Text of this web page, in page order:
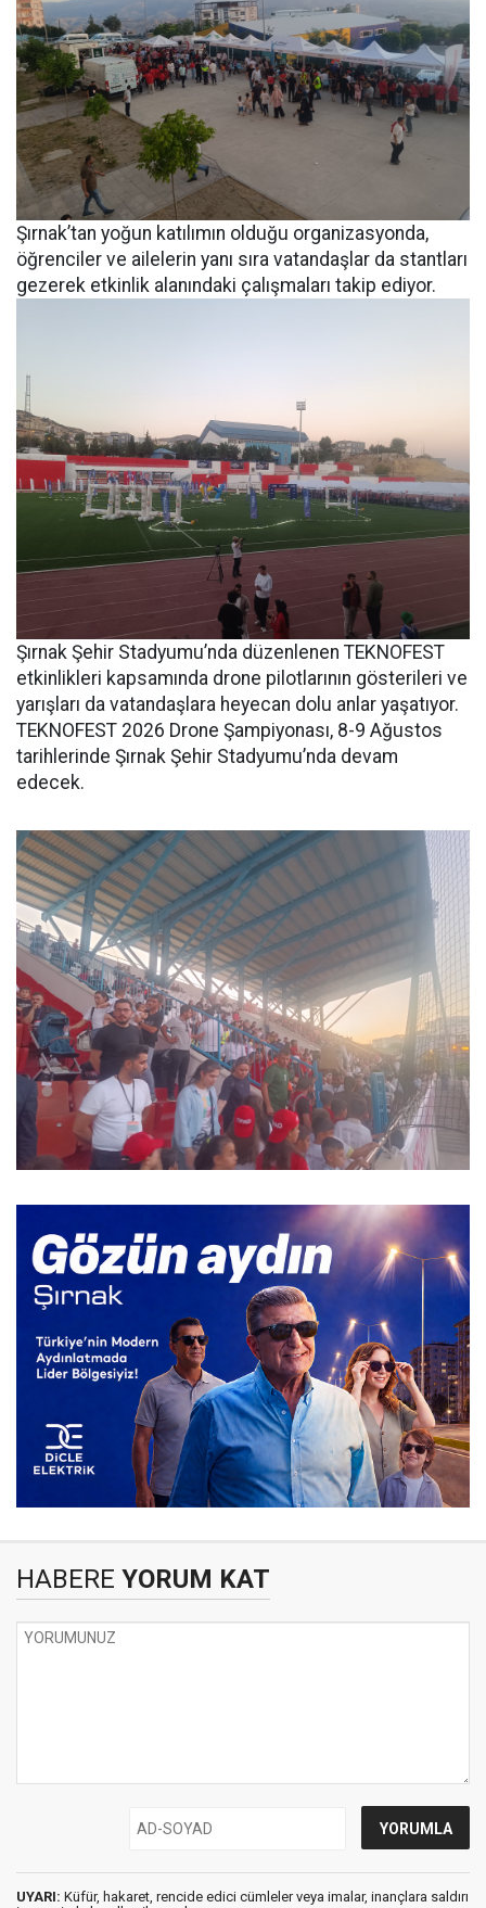
Şırnak’tan yoğun katılımın olduğu organizasyonda,
öğrenciler ve ailelerin yanı sıra vatandaşlar da stantları
gezerek etkinlik alanındaki çalışmaları takip ediyor.
Şırnak Şehir Stadyumu’nda düzenlenen TEKNOFEST
etkinlikleri kapsamında drone pilotlarının gösterileri ve
yarışları da vatandaşlara heyecan dolu anlar yaşatıyor.
TEKNOFEST 2026 Drone Şampiyonası, 8-9 Ağustos
tarihlerinde Şırnak Şehir Stadyumu’nda devam
edecek.
HABERE YORUM KAT
UYARI: Küfür, hakaret, rencide edici cümleler veya imalar, inançlara saldırı